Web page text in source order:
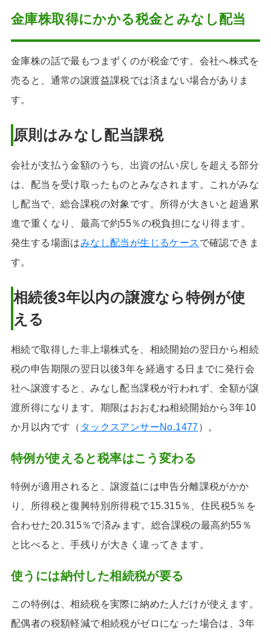
金庫株取得にかかる税金とみなし配当
金庫株の話で最もつまずくのが税金です。会社へ株式を
売ると、通常の譲渡益課税では済まない場合がありま
す。
原則はみなし配当課税
会社が支払う金額のうち、出資の払い戻しを超える部分
は、配当を受け取ったものとみなされます。これがみな
し配当で、総合課税の対象です。所得が大きいと超過累
進で重くなり、最高で約55％の税負担になり得ます。
発生する場面はみなし配当が生じるケース で確認できま
す。
相続後3年以内の譲渡なら特例が使
える
相続で取得した非上場株式を、相続開始の翌日から相続
税の申告期限の翌日以後3年を経過する日までに発行会
社へ譲渡すると、みなし配当課税が行われず、全額が譲
渡所得になります。期限はおおむね相続開始から3年10
か月以内です（ タックスアンサーNo.1477）。
特例が使えると税率はこう変わる
特例が適用されると、譲渡益には申告分離課税がかか
り、所得税と復興特別所得税で15.315％、住民税5％を
合わせた20.315％で済みます。総合課税の最高約55％
と比べると、手残りが大きく違ってきます。
使うには納付した相続税が要る
この特例は、相続税を実際に納めた人だけが使えます。
配偶者の税額軽減で相続税がゼロになった場合は、3年